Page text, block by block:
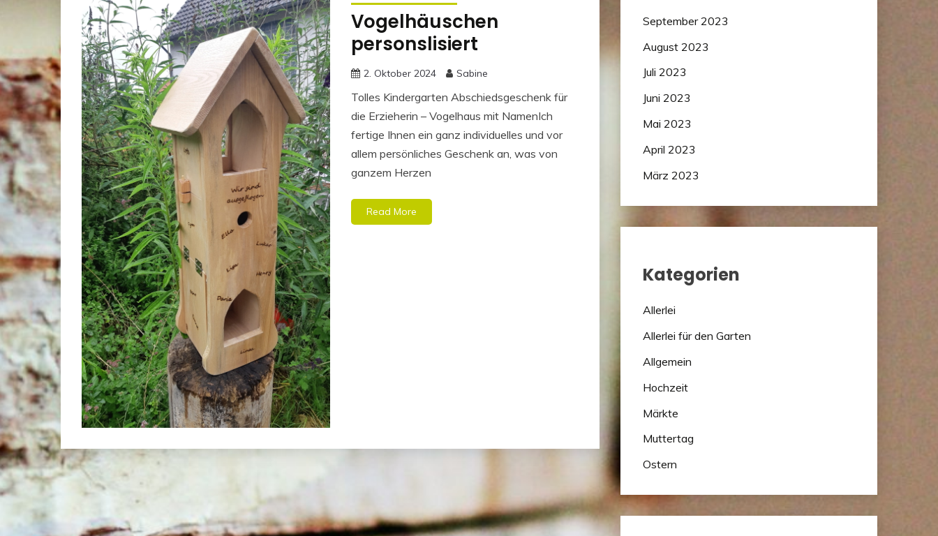
Vogelhäuschen
personslisiert
2. Oktober 2024 Sabine
Tolles Kindergarten Abschiedsgeschenk für
die Erzieherin – Vogelhaus mit NamenIch
fertige Ihnen ein ganz individuelles und vor
allem persönliches Geschenk an, was von
ganzem Herzen
Read More
September 2023
August 2023
Juli 2023
Juni 2023
Mai 2023
April 2023
März 2023
Kategorien
Allerlei
Allerlei für den Garten
Allgemein
Hochzeit
Märkte
Muttertag
Ostern